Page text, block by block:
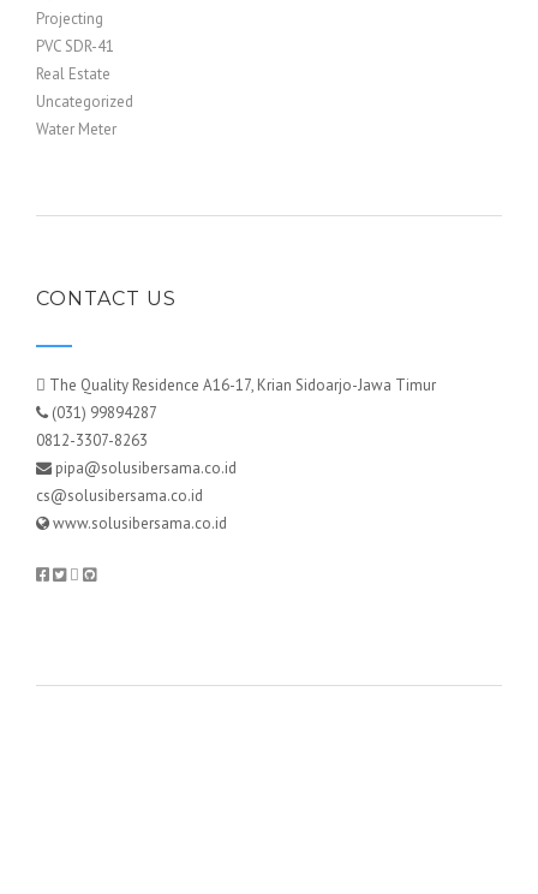
Projecting
PVC SDR-41
Real Estate
Uncategorized
Water Meter
CONTACT US
The Quality Residence A16-17, Krian Sidoarjo-Jawa Timur
(031) 99894287
0812-3307-8263
pipa@solusibersama.co.id
cs@solusibersama.co.id
www.solusibersama.co.id